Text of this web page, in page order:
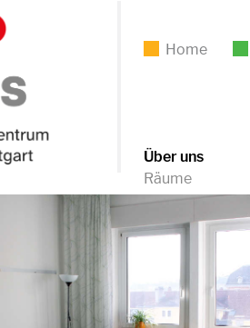
Home
Über uns
Räume